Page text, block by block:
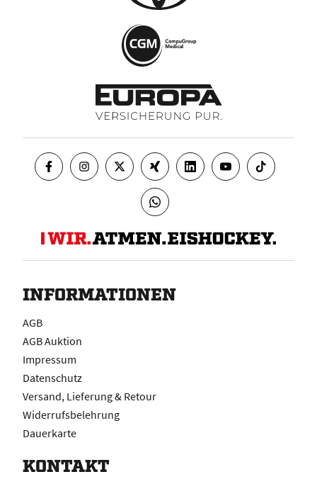
INFORMATIONEN
AGB
AGB Auktion
Impressum
Datenschutz
Versand, Lieferung & Retour
Widerrufsbelehrung
Dauerkarte
KONTAKT